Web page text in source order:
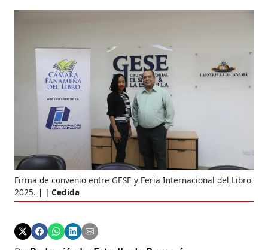
Firma de convenio entre GESE y Feria Internacional del Libro
2025.
| Cedida